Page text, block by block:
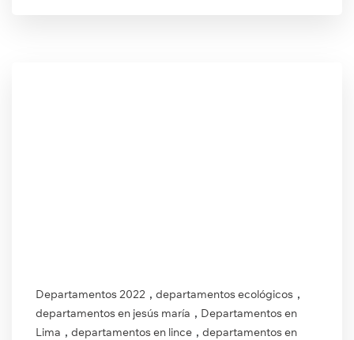
Departamentos 2022 , departamentos ecológicos ,
departamentos en jesús maría , Departamentos en
Lima , departamentos en lince , departamentos en